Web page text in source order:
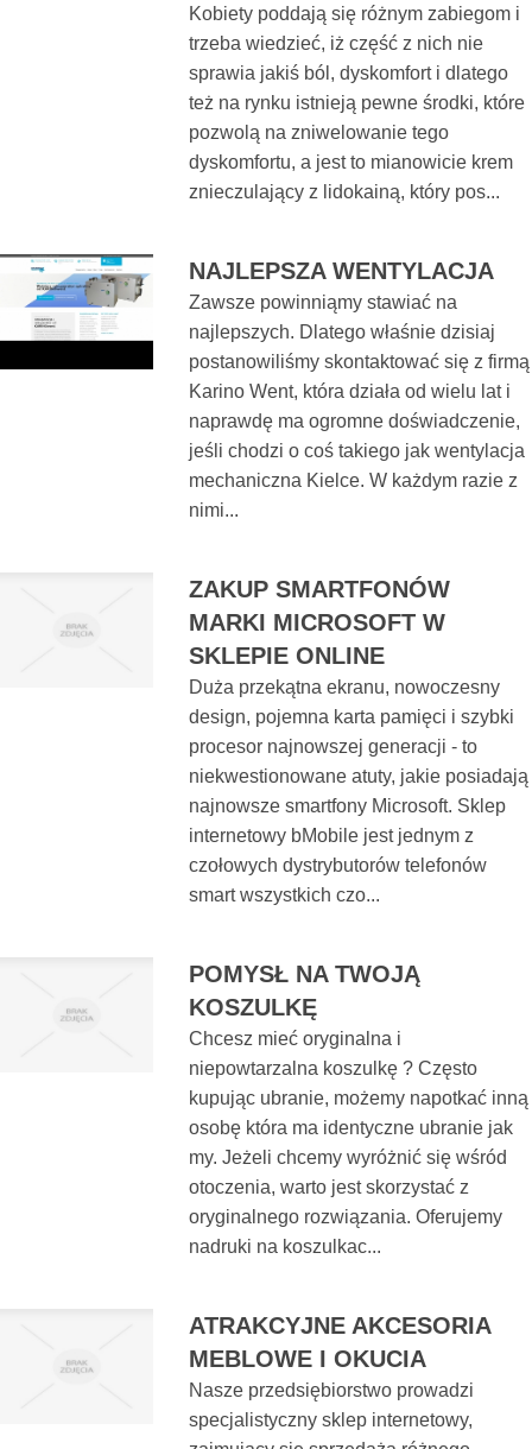
Kobiety poddają się różnym zabiegom i
trzeba wiedzieć, iż część z nich nie
sprawia jakiś ból, dyskomfort i dlatego
też na rynku istnieją pewne środki, które
pozwolą na zniwelowanie tego
dyskomfortu, a jest to mianowicie krem
znieczulający z lidokainą, który pos...
NAJLEPSZA WENTYLACJA
Zawsze powinniąmy stawiać na
najlepszych. Dlatego właśnie dzisiaj
postanowiliśmy skontaktować się z firmą
Karino Went, która działa od wielu lat i
naprawdę ma ogromne doświadczenie,
jeśli chodzi o coś takiego jak wentylacja
mechaniczna Kielce. W każdym razie z
nimi...
ZAKUP SMARTFONÓW
MARKI MICROSOFT W
SKLEPIE ONLINE
Duża przekątna ekranu, nowoczesny
design, pojemna karta pamięci i szybki
procesor najnowszej generacji - to
niekwestionowane atuty, jakie posiadają
najnowsze smartfony Microsoft. Sklep
internetowy bMobile jest jednym z
czołowych dystrybutorów telefonów
smart wszystkich czo...
POMYSŁ NA TWOJĄ
KOSZULKĘ
Chcesz mieć oryginalna i
niepowtarzalna koszulkę ? Często
kupując ubranie, możemy napotkać inną
osobę która ma identyczne ubranie jak
my. Jeżeli chcemy wyróżnić się wśród
otoczenia, warto jest skorzystać z
oryginalnego rozwiązania. Oferujemy
nadruki na koszulkac...
ATRAKCYJNE AKCESORIA
MEBLOWE I OKUCIA
Nasze przedsiębiorstwo prowadzi
specjalistyczny sklep internetowy,